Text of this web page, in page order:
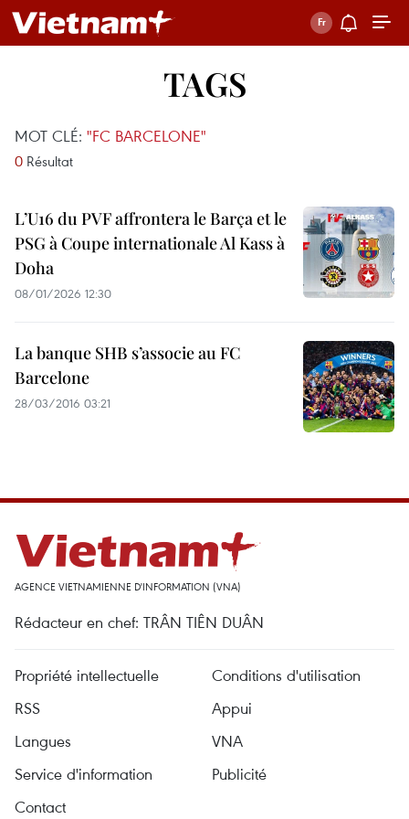
TAGS
MOT CLÉ: "FC BARCELONE"
0 Résultat
L’U16 du PVF affrontera le Barça et le
PSG à Coupe internationale Al Kass à
Doha
08/01/2026 12:30
La banque SHB s’associe au FC
Barcelone
28/03/2016 03:21
AGENCE VIETNAMIENNE D'INFORMATION (VNA)
Rédacteur en chef: TRÂN TIÊN DUÂN
Propriété intellectuelle
Conditions d'utilisation
RSS
Appui
Langues
VNA
Service d'information
Publicité
Contact